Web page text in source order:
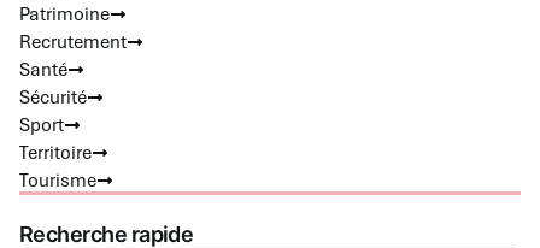
Patrimoine
Recrutement
Santé
Sécurité
Sport
Territoire
Tourisme
Recherche rapide